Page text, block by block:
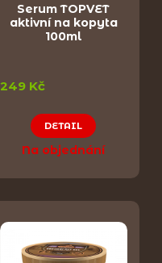
Serum TOPVET
aktivní na kopyta
100ml
249 Kč
DETAIL
Na objednání